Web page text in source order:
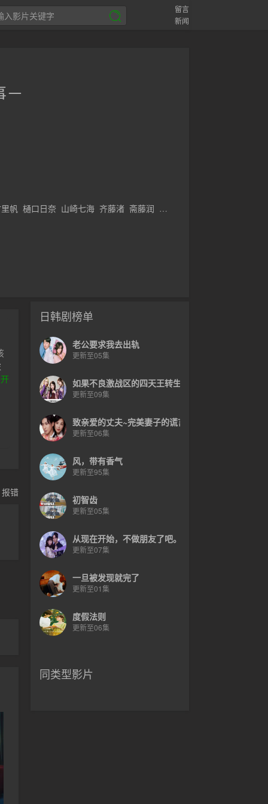
留言
新闻
帆 樋口日奈 山崎七海 齐藤渚 斋藤润
错
日韩剧榜单
老公要求我去出轨
更新至05集
如果不良激战区的四天王转生成了偶像团体
更新至09集
致亲爱的丈夫~完美妻子的谎言~
更新至06集
风，带有香气
更新至95集
初智齿
更新至05集
从现在开始，不做朋友了吧。
更新至07集
一旦被发现就完了
更新至01集
度假法则
更新至06集
同类型影片